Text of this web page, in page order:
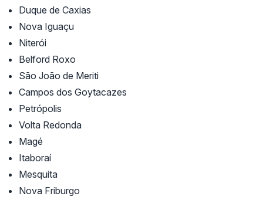
Duque de Caxias
Nova Iguaçu
Niterói
Belford Roxo
São João de Meriti
Campos dos Goytacazes
Petrópolis
Volta Redonda
Magé
Itaboraí
Mesquita
Nova Friburgo